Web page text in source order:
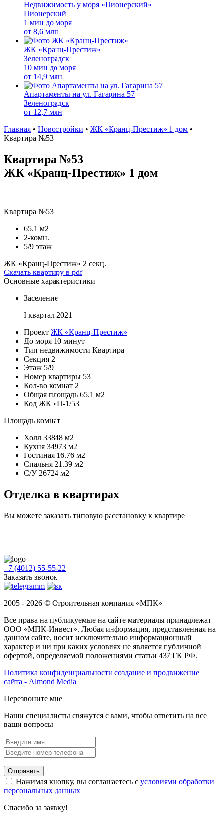
Недвижимость у моря «Пионерский»
Пионерский
1 мин до моря
от 8,6 млн
ЖК «Кранц-Престиж»
Зеленоградск
10 мин до моря
от 14,9 млн
Апартаменты на ул. Гагарина 57
Зеленоградск
от 12,7 млн
Главная • Новостройки • ЖК «Кранц-Престиж» 1 дом •
Квартира №53
Квартира №53
ЖК «Кранц-Престиж» 1 дом
Квартира №53
65.1 м2
2-комн.
5/9 этаж
ЖК «Кранц-Престиж» 2 секц.
Скачать квартиру в pdf
Основные характеристики
Заселение
I квартал 2021
Проект ЖК «Кранц-Престиж»
До моря 10 минут
Тип недвижимости Квартира
Секция 2
Этаж 5/9
Номер квартиры 53
Кол-во комнат 2
Общая площадь 65.1 м2
Код ЖК «П-1/53
Площадь комнат
Холл 33848 м2
Кухня 34973 м2
Гостиная 16.76 м2
Спальня 21.39 м2
С/У 26724 м2
Отделка в квартирах
Вы можете заказать типовую расстановку к квартире
+7 (4012) 55-55-22
Заказать звонок
2005 - 2026 © Строительная компания «МПК»
Все права на публикуемые на сайте материалы принадлежат
ООО «МПК-Инвест». Любая информация, представленная на
данном сайте, носит исключительно информационный
характер и ни при каких условиях не является публичной
офертой, определяемой положениями статьи 437 ГК РФ.
Политика конфиденциальности создание и продвижение
сайта - Almond Media
Перезвоните мне
Наши специалисты свяжутся с вами, чтобы ответить на все
ваши вопросы
Отправить
Нажимая кнопку, вы соглашаетесь с условиями обработки
персональных данных
Спасибо за заявку!